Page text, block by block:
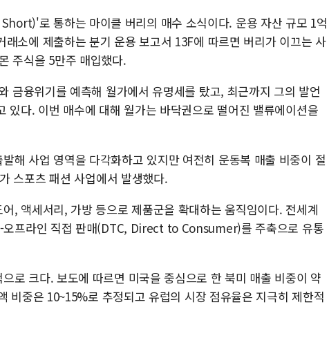
로 통하는 마이클 버리의 매수 소식이다. 운용 자산 규모 1억
소에 제출하는 분기 운용 보고서 13F에 따르면 버리가 이끄는 사
주식을 5만주 매입했다.
금융위기를 예측해 월가에서 유명세를 탔고, 최근까지 그의 발언
있다. 이번 매수에 대해 월가는 바닥권으로 떨어진 밸류에이션을
해 사업 영역을 다각화하고 있지만 여전히 운동복 매출 비중이 절
스포츠 패션 사업에서 발생했다.
, 액세서리, 가방 등으로 제품군을 확대하는 움직임이다. 전세계
오프라인 직접 판매(DTC, Direct to Consumer)를 주축으로 유통
로 크다. 보도에 따르면 미국을 중심으로 한 북미 매출 비중이 약
비중은 10~15%로 추정되고 유럽의 시장 점유율은 지극히 제한적